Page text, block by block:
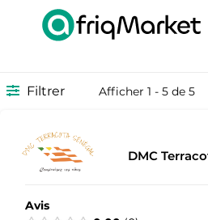
Filtrer Afficher 1 - 5 de 5
DMC
Avis